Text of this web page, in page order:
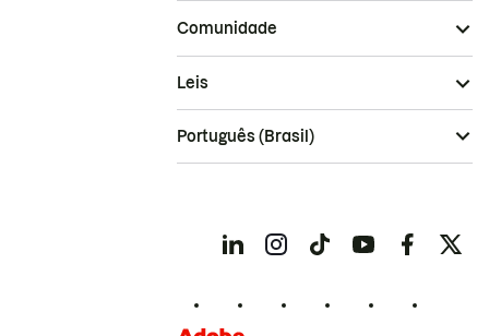
Comunidade
Leis
Português (Brasil)